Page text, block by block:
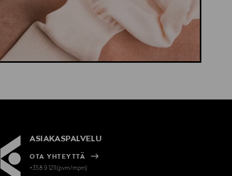
ASIAKASPALVELU
OTA YHTEYTTÄ
+358 9 1211(pvm/mpm)